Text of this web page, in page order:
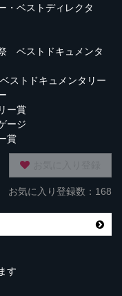
ベストディレクタ
ベストドキュメンタ
ストドキュメンタリー
ー賞
ージ
賞
お気に入り登録数：168
す